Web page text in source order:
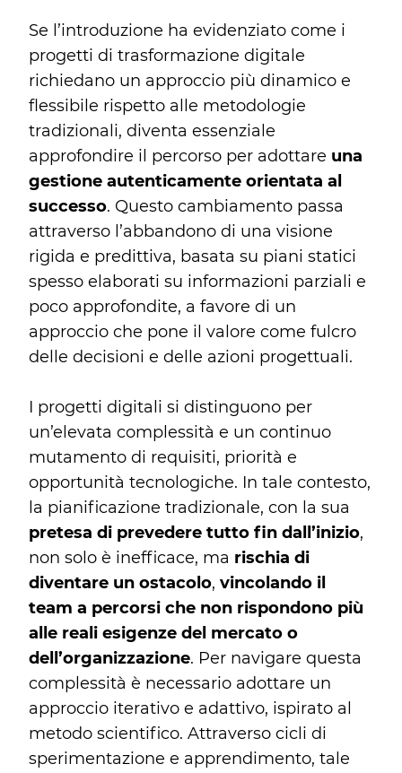
Se l’introduzione ha evidenziato come i
progetti di trasformazione digitale
richiedano un approccio più dinamico e
flessibile rispetto alle metodologie
tradizionali, diventa essenziale
approfondire il percorso per adottare una
gestione autenticamente orientata al
successo. Questo cambiamento passa
attraverso l’abbandono di una visione
rigida e predittiva, basata su piani statici
spesso elaborati su informazioni parziali e
poco approfondite, a favore di un
approccio che pone il valore come fulcro
delle decisioni e delle azioni progettuali.
I progetti digitali si distinguono per
un’elevata complessità e un continuo
mutamento di requisiti, priorità e
opportunità tecnologiche. In tale contesto,
la pianificazione tradizionale, con la sua
pretesa di prevedere tutto fin dall’inizio,
non solo è inefficace, ma rischia di
diventare un ostacolo, vincolando il
team a percorsi che non rispondono più
alle reali esigenze del mercato o
dell’organizzazione. Per navigare questa
complessità è necessario adottare un
approccio iterativo e adattivo, ispirato al
metodo scientifico. Attraverso cicli di
sperimentazione e apprendimento, tale